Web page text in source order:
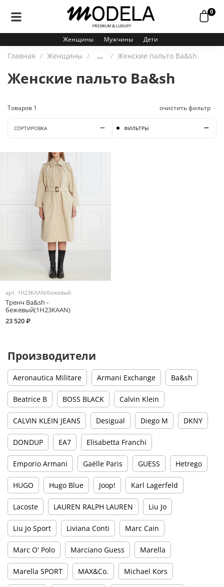
0
Женщины Мужчины Дети
Главная Женщины ... Женские пальто Ba&sh
Женские пальто Ba&sh
Товаров 1 очистить фильтр
СОРТИРОВКА ФИЛЬТРЫ
арт. 1H23KAAN/бежевый
Тренч Ba&sh -
бежевый(1H23KAAN)
23 520 ₽
Производители
Aeronautica Militare Armani Exchange Ba&sh
Beatrice B BOSS BLACK Calvin Klein
CALVIN KLEIN JEANS Desigual Diego M DKNY
DONDUP EA7 Elisabetta Franchi
Emporio Armani Gaëlle Paris GUESS Hetrego
HUGO Hugo Blue Joop! Karl Lagerfeld
Lacoste LAUREN RALPH LAUREN Liu Jo
Liu Jo Sport Liviana Conti Marc Cain
Marc O' Polo Marciano Guess Marella
Marella SPORT MAX&Co. Michael Kors